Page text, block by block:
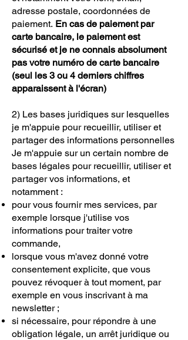
adresse postale, coordonnées de
paiement. En cas de paiement par
carte bancaire, le paiement est
sécurisé et je ne connais absolument
pas votre numéro de carte bancaire
(seul les 3 ou 4 derniers chiffres
apparaissent à l'écran)
2) Les bases juridiques sur lesquelles
je m'appuie pour recueillir, utiliser et
partager des informations personnelles
Je m'appuie sur un certain nombre de
bases légales pour recueillir, utiliser et
partager vos informations, et
notamment :
pour vous fournir mes services, par
exemple lorsque j'utilise vos
informations pour traiter votre
commande,
lorsque vous m'avez donné votre
consentement explicite, que vous
pouvez révoquer à tout moment, par
exemple en vous inscrivant à ma
newsletter ;
si nécessaire, pour répondre à une
obligation légale, un arrêt juridique ou